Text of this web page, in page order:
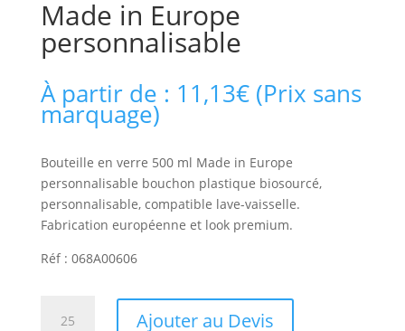
Made in Europe
personnalisable
À partir de : 11,13€(Prix sans
marquage)
Bouteille en verre 500 ml Made in Europe
personnalisable bouchon plastique biosourcé,
personnalisable, compatible lave-vaisselle.
Fabrication européenne et look premium.
Réf : 068A00606
Ajouter au Devis